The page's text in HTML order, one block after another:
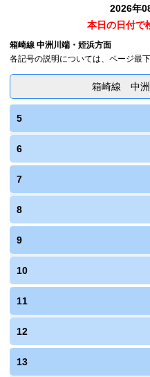
2026年
本日の日付で
箱崎線 中洲川端・姪浜方面
各記号の説明については、ページ最
箱崎線 中洲
5
6
7
8
9
10
11
12
13